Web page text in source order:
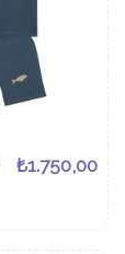
₺1.750,00